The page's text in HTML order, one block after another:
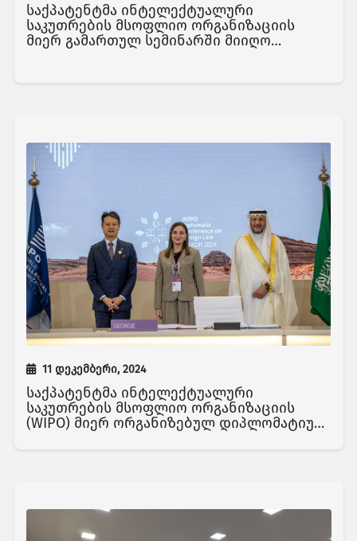
საქპატენტმა ინტელექტუალური
საკუთრების მსოფლიო ორგანიზაციის
მიერ გამართულ სემინარში მიიღო
11 დეკემბერი, 2024
საქპატენტმა ინტელექტუალური
საკუთრების მსოფლიო ორგანიზაციის
(WIPO) მიერ ორგანიზებულ დიპლომატიურ